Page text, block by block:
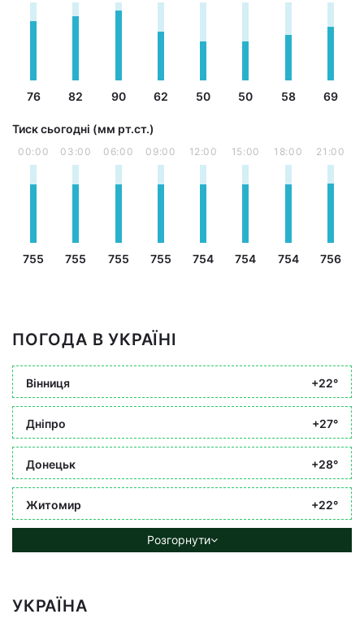
76 82 90 62 50 50 58 69
Тиск сьогодні (мм рт.ст.)
00:00
755
03:00
755
06:00
755
09:00
755
12:00
754
15:00
754
18:00
754
21:00
756
ПОГОДА В УКРАЇНІ
Вінниця +22°
Дніпро +27°
Донецьк +28°
Житомир +22°
Розгорнути
УКРАЇНА